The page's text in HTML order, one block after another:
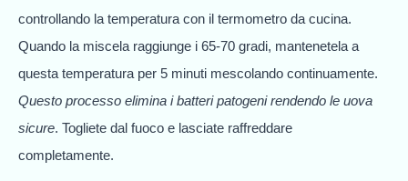
controllando la temperatura con il termometro da cucina.
Quando la miscela raggiunge i 65-70 gradi, mantenetela a
questa temperatura per 5 minuti mescolando continuamente.
Questo processo elimina i batteri patogeni rendendo le uova
sicure. Togliete dal fuoco e lasciate raffreddare
completamente.